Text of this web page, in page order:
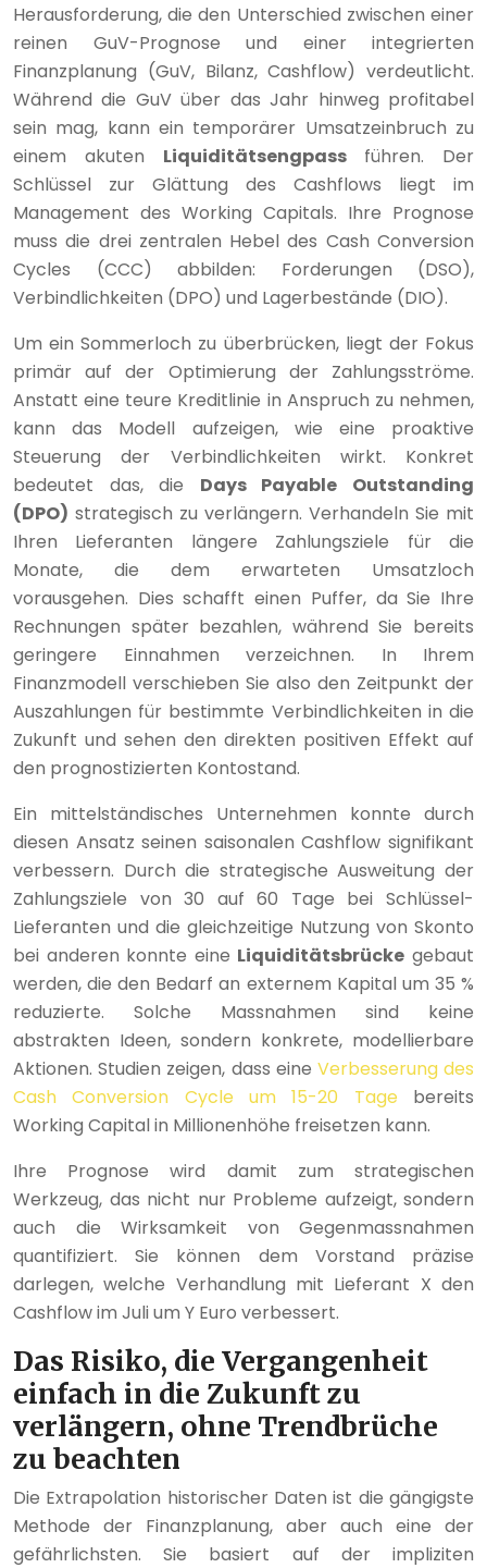
Herausforderung, die den Unterschied zwischen einer
reinen GuV-Prognose und einer integrierten
Finanzplanung (GuV, Bilanz, Cashflow) verdeutlicht.
Während die GuV über das Jahr hinweg profitabel
sein mag, kann ein temporärer Umsatzeinbruch zu
einem akuten Liquiditätsengpassführen. Der
Schlüssel zur Glättung des Cashflows liegt im
Management des Working Capitals. Ihre Prognose
muss die drei zentralen Hebel des Cash Conversion
Cycles (CCC) abbilden: Forderungen (DSO),
Verbindlichkeiten (DPO) und Lagerbestände (DIO).
Um ein Sommerloch zu überbrücken, liegt der Fokus
primär auf der Optimierung der Zahlungsströme.
Anstatt eine teure Kreditlinie in Anspruch zu nehmen,
kann das Modell aufzeigen, wie eine proaktive
Steuerung der Verbindlichkeiten wirkt. Konkret
bedeutet das, die Days Payable Outstanding
(DPO) strategisch zu verlängern. Verhandeln Sie mit
Ihren Lieferanten längere Zahlungsziele für die
Monate, die dem erwarteten Umsatzloch
vorausgehen. Dies schafft einen Puffer, da Sie Ihre
Rechnungen später bezahlen, während Sie bereits
geringere Einnahmen verzeichnen. In Ihrem
Finanzmodell verschieben Sie also den Zeitpunkt der
Auszahlungen für bestimmte Verbindlichkeiten in die
Zukunft und sehen den direkten positiven Effekt auf
den prognostizierten Kontostand.
Ein mittelständisches Unternehmen konnte durch
diesen Ansatz seinen saisonalen Cashflow signifikant
verbessern. Durch die strategische Ausweitung der
Zahlungsziele von 30 auf 60 Tage bei Schlüssel-
Lieferanten und die gleichzeitige Nutzung von Skonto
bei anderen konnte eine Liquiditätsbrücke gebaut
werden, die den Bedarf an externem Kapital um 35 %
reduzierte. Solche Massnahmen sind keine
abstrakten Ideen, sondern konkrete, modellierbare
Aktionen. Studien zeigen, dass eine Verbesserung des
Cash Conversion Cycle um 15-20 Tage bereits
Working Capital in Millionenhöhe freisetzen kann.
Ihre Prognose wird damit zum strategischen
Werkzeug, das nicht nur Probleme aufzeigt, sondern
auch die Wirksamkeit von Gegenmassnahmen
quantifiziert. Sie können dem Vorstand präzise
darlegen, welche Verhandlung mit Lieferant X den
Cashflow im Juli um Y Euro verbessert.
Das Risiko, die Vergangenheit
einfach in die Zukunft zu
verlängern, ohne Trendbrüche
zu beachten
Die Extrapolation historischer Daten ist die gängigste
Methode der Finanzplanung, aber auch eine der
gefährlichsten. Sie basiert auf der impliziten